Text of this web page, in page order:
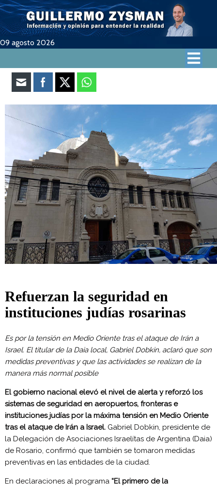
09 agosto 2026
Refuerzan la seguridad en
instituciones judías rosarinas
Es por la tensión en Medio Oriente tras el ataque de Irán a
Israel. El titular de la Daia local, Gabriel Dobkin, aclaró que son
medidas preventivas y que las actividades se realizan de la
manera más normal posible
El gobierno nacional elevó el nivel de alerta y reforzó los
sistemas de seguridad en aeropuertos, fronteras e
instituciones judías por la máxima tensión en Medio Oriente
tras el ataque de Irán a Israel. Gabriel Dobkin, presidente de
la Delegación de Asociaciones Israelítas de Argentina (Daia)
de Rosario, confirmó que también se tomaron medidas
preventivas en las entidades de la ciudad.
En declaraciones al programa “El primero de la